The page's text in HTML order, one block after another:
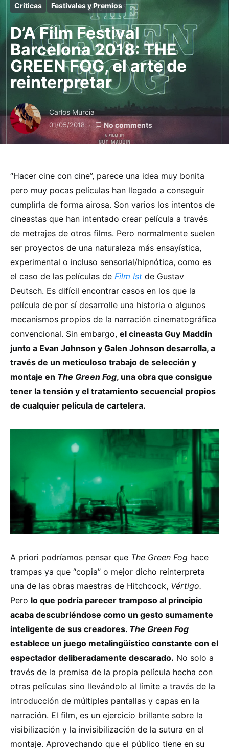
Críticas Festivales y Premios
D’A Film Festival
Barcelona 2018: THE
GREEN FOG, el arte de
reinterpretar
Carlos Murcia
01/05/2018 No comments
“Hacer cine con cine”, parece una idea muy bonita
pero muy pocas películas han llegado a conseguir
cumplirla de forma airosa. Son varios los intentos de
cineastas que han intentado crear película a través
de metrajes de otros films. Pero normalmente suelen
ser proyectos de una naturaleza más ensayística,
experimental o incluso sensorial/hipnótica, como es
el caso de las películas de Film Ist de Gustav
Deutsch. Es difícil encontrar casos en los que la
película de por sí desarrolle una historia o algunos
mecanismos propios de la narración cinematográfica
convencional. Sin embargo, el cineasta Guy Maddin
junto a Evan Johnson y Galen Johnson desarrolla, a
través de un meticuloso trabajo de selección y
montaje en The Green Fog, una obra que consigue
tener la tensión y el tratamiento secuencial propios
de cualquier película de cartelera.
A priori podríamos pensar que The Green Fog hace
trampas ya que “copia” o mejor dicho reinterpreta
una de las obras maestras de Hitchcock, Vértigo.
Pero lo que podría parecer tramposo al principio
acaba descubriéndose como un gesto sumamente
inteligente de sus creadores. The Green Fog
establece un juego metalingüístico constante con el
espectador deliberadamente descarado. No solo a
través de la premisa de la propia película hecha con
otras películas sino llevándolo al límite a través de la
introducción de múltiples pantallas y capas en la
narración. El film, es un ejercicio brillante sobre la
visibilización y la invisibilización de la sutura en el
montaje. Aprovechando que el público tiene en su